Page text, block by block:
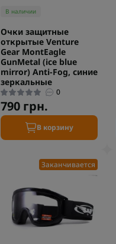
В наличии
Очки защитные
открытые Venture
Gear MontEagle
GunMetal (ice blue
mirror) Anti-Fog, синие
зеркальные
0
790 грн.
В корзину
Заканчивается